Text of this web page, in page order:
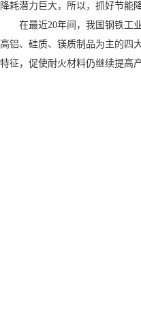
降耗潜力巨大，所以，抓好节能
在最近20年间，我国钢铁工
高铝、硅质、镁质制品为主的四
特征，促使耐火材料仍继续提高